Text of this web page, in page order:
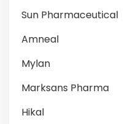
Sun Pharmaceutical
Amneal
Mylan
Marksans Pharma
Hikal